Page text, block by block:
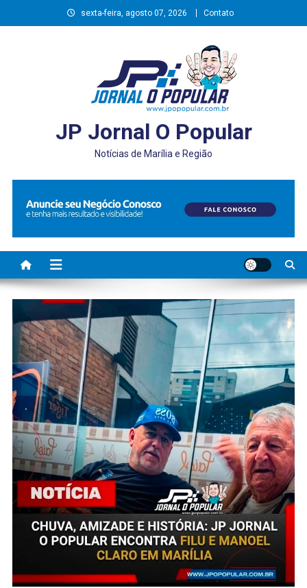
to
sexta-feira, agosto 07, 2026 Contato
JP Jornal O Popular
Notícias de Marília e Região